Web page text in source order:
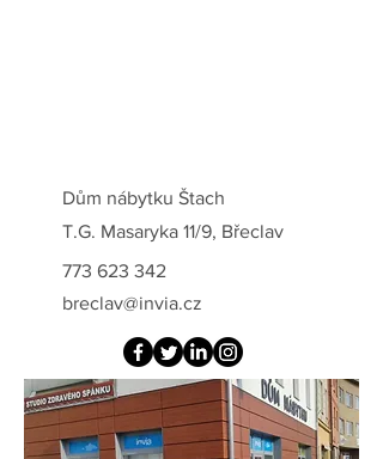
Dům nábytku Štach
T.G. Masaryka 11/9, Břeclav
773 623 342
breclav@invia.cz